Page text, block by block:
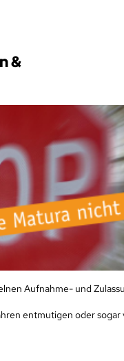
&
Aufnahme- und
entmutigen oder sogar